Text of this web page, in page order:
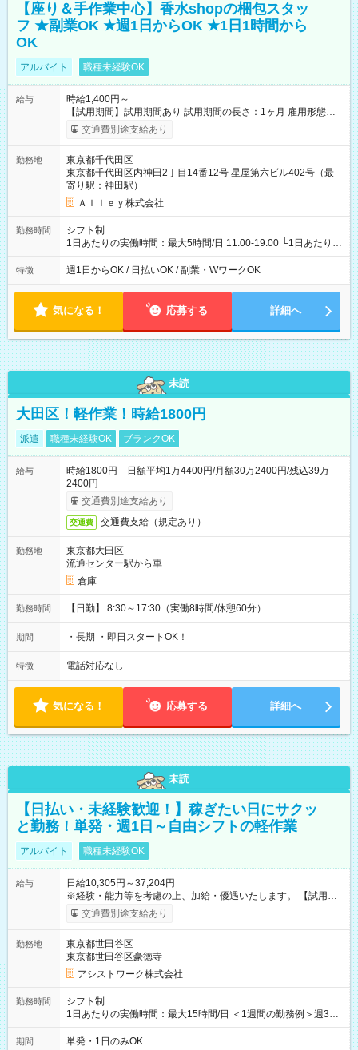
【座り＆手作業中心】香水shopの梱包スタッ
フ ★副業OK ★週1日からOK ★1日1時間から
OK
アルバイト 職種未経験OK
給与
時給1,400円～
【試用期間】試用期間あり 試用期間の長さ：1ヶ月 雇用形態、
給与は本採用時と同じです。
交通費別途支給あり
勤務地
東京都千代田区
東京都千代田区内神田2丁目14番12号 星屋第六ビル402号（最
寄り駅：神田駅）
Ａｌｌｅｙ株式会社
勤務時間
シフト制
1日あたりの実働時間：最大5時間/日 11:00-19:00 └1日あたりの
実働時間：1-5時間 └上記の時間帯内であれば、いつでも勤務可
能！ └平日・土曜日の中で、お好きな曜日でご勤務いただけま
18:00 などのように、自由な働き方が可能なお仕事です！
特徴 週1日からOK / 日払いOK / 副業・WワークOK
気になる！ 応募する 詳細へ
未読
大田区！軽作業！時給1800円
派遣 職種未経験OK ブランクOK
給与
時給1800円 日額平均1万4400円/月額30万2400円/残込39万
2400円
交通費別途支給あり
交通費 交通費支給（規定あり）
勤務地
東京都大田区
流通センター駅から車
倉庫
勤務時間 【日勤】 8:30～17:30（実働8時間/休憩60分）
期間 ・長期 ・即日スタートOK！
特徴 電話対応なし
気になる！ 応募する 詳細へ
未読
【日払い・未経験歓迎！】稼ぎたい日にサクッ
と勤務！単発・週1日～自由シフトの軽作業
アルバイト 職種未経験OK
給与
日給10,305円～37,204円
※経験・能力等を考慮の上、加給・優遇いたします。 【試用期
間】試用期間なし
交通費別途支給あり
勤務地
東京都世田谷区
東京都世田谷区豪徳寺
アシストワーク株式会社
勤務時間
シフト制
1日あたりの実働時間：最大15時間/日 ＜1週間の勤務例＞週3回
勤務 勤務：月・水・金 休み：火・木・土・日 好きな時にお仕事
可能です！ ※1日あたりの最大実働時間は日勤、夜勤共に勤務し
期間 単発・1日のみOK